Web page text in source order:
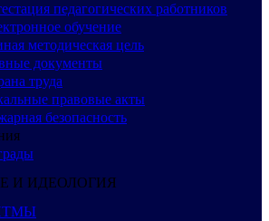
педагогических работников
обучение
методическая цель
документы
труда
правовые акты
безопасность
И ИДЕОЛОГИЯ